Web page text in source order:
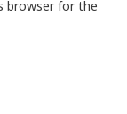
browser for the